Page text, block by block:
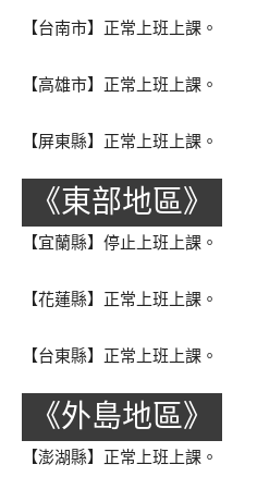
【台南市】正常上班上課。
【高雄市】正常上班上課。
【屏東縣】正常上班上課。
《東部地區》
【宜蘭縣】停止上班上課。
【花蓮縣】正常上班上課。
【台東縣】正常上班上課。
《外島地區》
【澎湖縣】正常上班上課。